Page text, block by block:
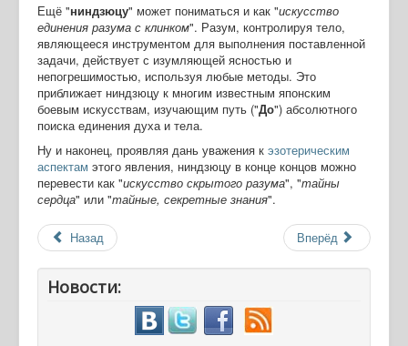
Ещё "ниндзюцу" может пониматься и как "искусство
единения разума с клинком". Разум, контролируя тело,
являющееся инструментом для выполнения поставленной
задачи, действует с изумляющей ясностью и
непогрешимостью, используя любые методы. Это
приближает ниндзюцу к многим известным японским
боевым искусствам, изучающим путь ("До") абсолютного
поиска единения духа и тела.
Ну и наконец, проявляя дань уважения к эзотерическим
аспектам этого явления, ниндзюцу в конце концов можно
перевести как "искусство скрытого разума", "тайны
сердца" или "тайные, секретные знания".
Назад Вперёд
Новости: